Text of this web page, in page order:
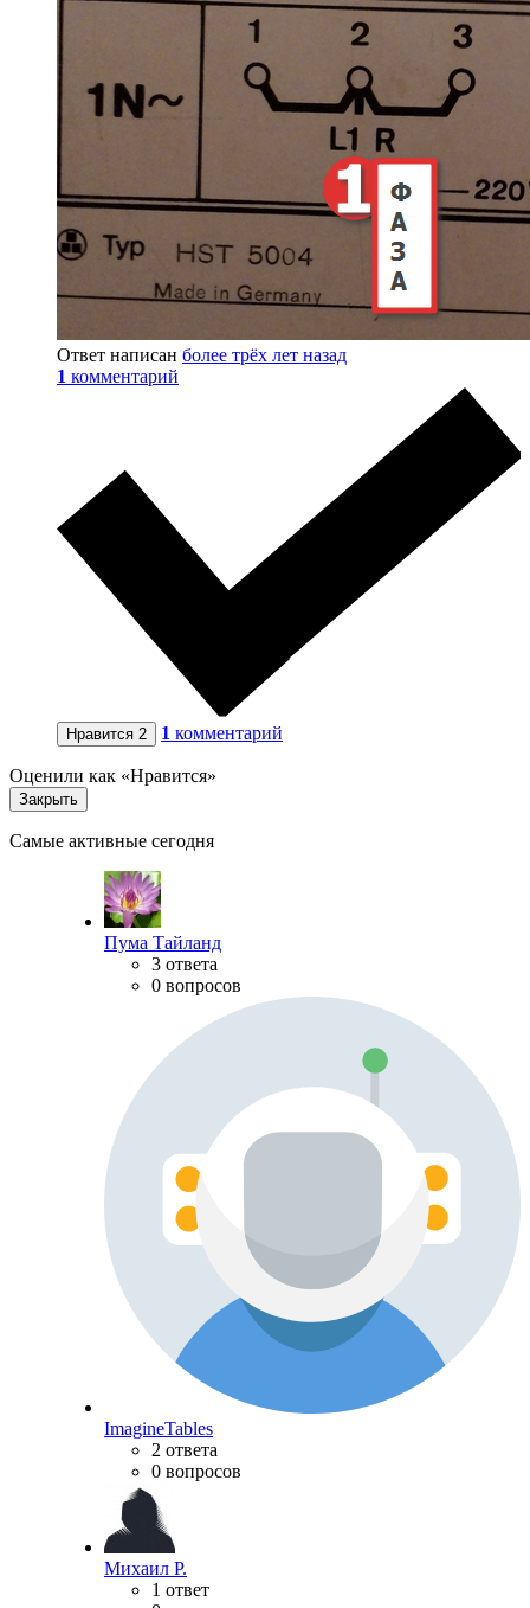
Ответ написан более трёх лет назад
1 комментарий
Нравится 2 1 комментарий
Оценили как «Нравится»
Закрыть
Самые активные сегодня
Пума Тайланд
3 ответа
0 вопросов
ImagineTables
2 ответа
0 вопросов
Михаил Р.
1 ответ